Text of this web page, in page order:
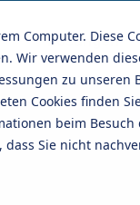
Computer.
Wir verwenden
zu
Cookies finden
beim
Sie nicht
Lösungen